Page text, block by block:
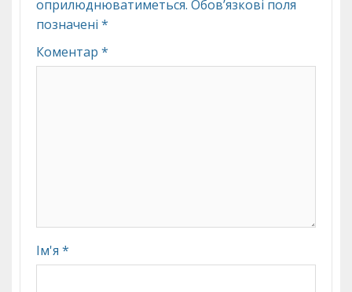
оприлюднюватиметься. Обов’язкові поля
позначені *
Коментар *
Ім'я *